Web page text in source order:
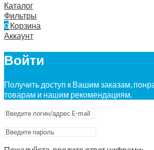
Каталог
Фильтры
0 Корзина
Аккаунт
Войти
Получить доступ к Вашим заказам,
товарам и нашим рекомендациям.